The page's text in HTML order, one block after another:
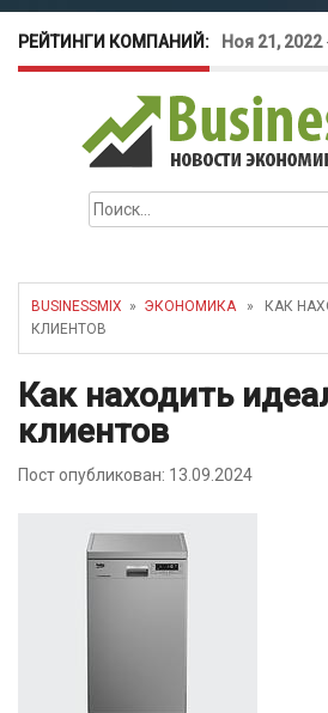
РЕЙТИНГИ КОМПАНИЙ: Ноя 21, 2022
для
Окт 26, 2022
amoCRM:
бизнеса
как защитить
Найти:
BUSINESSMIX » ЭКОНОМИКА» КАК
КЛИЕНТОВ
Как находить
клиентов
Пост опубликован: 13.09.2024